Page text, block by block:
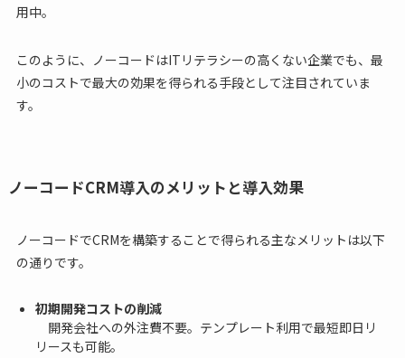
用中。
このように、ノーコードはITリテラシーの高くない企業でも、最
小のコストで最大の効果を得られる手段として注目されていま
す。
ノーコードCRM導入のメリットと導入効果
ノーコードでCRMを構築することで得られる主なメリットは以下
の通りです。
初期開発コストの削減
開発会社への外注費不要。テンプレート利用で最短即日リ
リースも可能。